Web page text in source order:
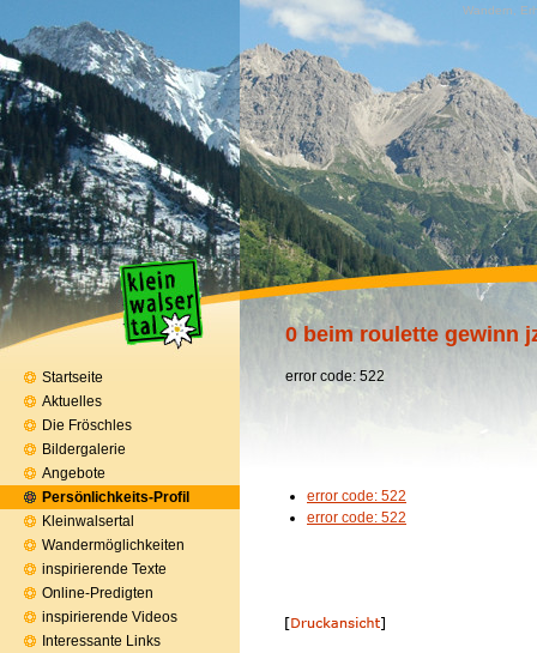
Wandern,
0 beim roulette gewinn
error code: 522
error code: 522
error code: 522
Startseite
Aktuelles
Die Fröschles
Bildergalerie
Angebote
Persönlichkeits-Profil
Kleinwalsertal
Wandermöglichkeiten
inspirierende Texte
Online-Predigten
inspirierende Videos
Interessante Links